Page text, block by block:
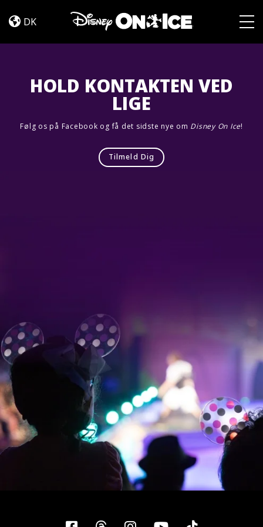
Dance
DK
HOLD KONTAKTEN VED
LIGE
Følg os på Facebook og få det sidste nye om Disney On Ice!
Tilmeld Dig